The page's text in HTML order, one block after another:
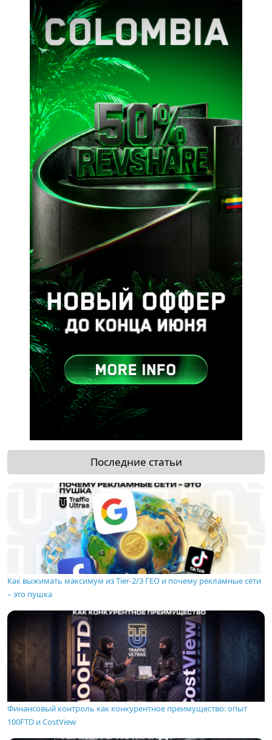
Последние статьи
Как выжимать максимум из Tier-2/3 ГЕО и почему рекламные сети
– это пушка
Финансовый контроль как конкурентное преимущество: опыт
100FTD и CostView